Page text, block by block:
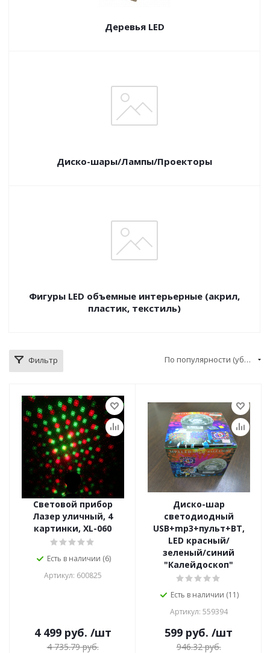
Деревья LED
Диско-шары/Лампы/Проекторы
Фигуры LED объемные интерьерные (акрил,
пластик, текстиль)
Фильтр По популярности (убывание)
Световой прибор
Лазер уличный, 4
картинки, XL-060
Есть в наличии (6)
Артикул: 600825
4 499руб. /шт
4 735.79руб.
Диско-шар
светодиодный
USB+mp3+пульт+ВТ,
LED красный/
зеленый/синий
"Калейдоскоп"
Есть в наличии (11)
Артикул: 559394
599 руб. /шт
946.32руб.